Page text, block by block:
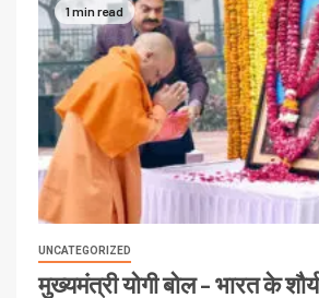
1 min read
UNCATEGORIZED
मुख्यमंत्री योगी बोल – भारत के